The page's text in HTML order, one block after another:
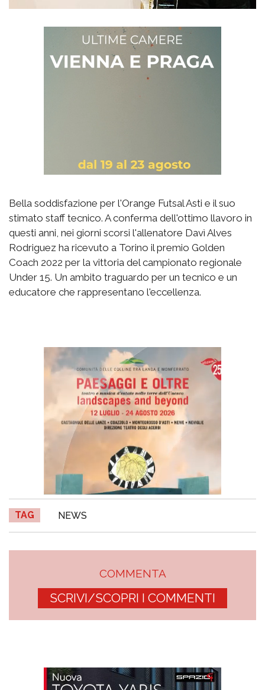
Bella soddisfazione per l'Orange Futsal Asti e il suo
stimato staff tecnico. A conferma dell'ottimo llavoro in
questi anni, nei giorni scorsi l'allenatore Davì Alves
Rodriguez ha ricevuto a Torino il premio Golden
Coach 2022 per la vittoria del campionato regionale
Under 15. Un ambito traguardo per un tecnico e un
educatore che rappresentano l'eccellenza.
TAG NEWS
COMMENTA
SCRIVI/SCOPRI I COMMENTI